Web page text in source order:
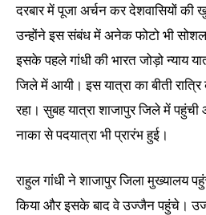
दरबार में पूजा अर्चन कर देशवासियों की
उन्होंने इस संबंध में अनेक फोटो भी सोशल
इसके पहले गांधी की भारत जोड़ो न्याय
जिले में आयी। इस यात्रा का बीती
रहा। सुबह यात्रा शाजापुर जिले में
नाका से पदयात्रा भी प्रारंभ हुई।
राहुल गांधी ने शाजापुर जिला मुख्यालय
किया और इसके बाद वे उज्जैन पहुंचे।